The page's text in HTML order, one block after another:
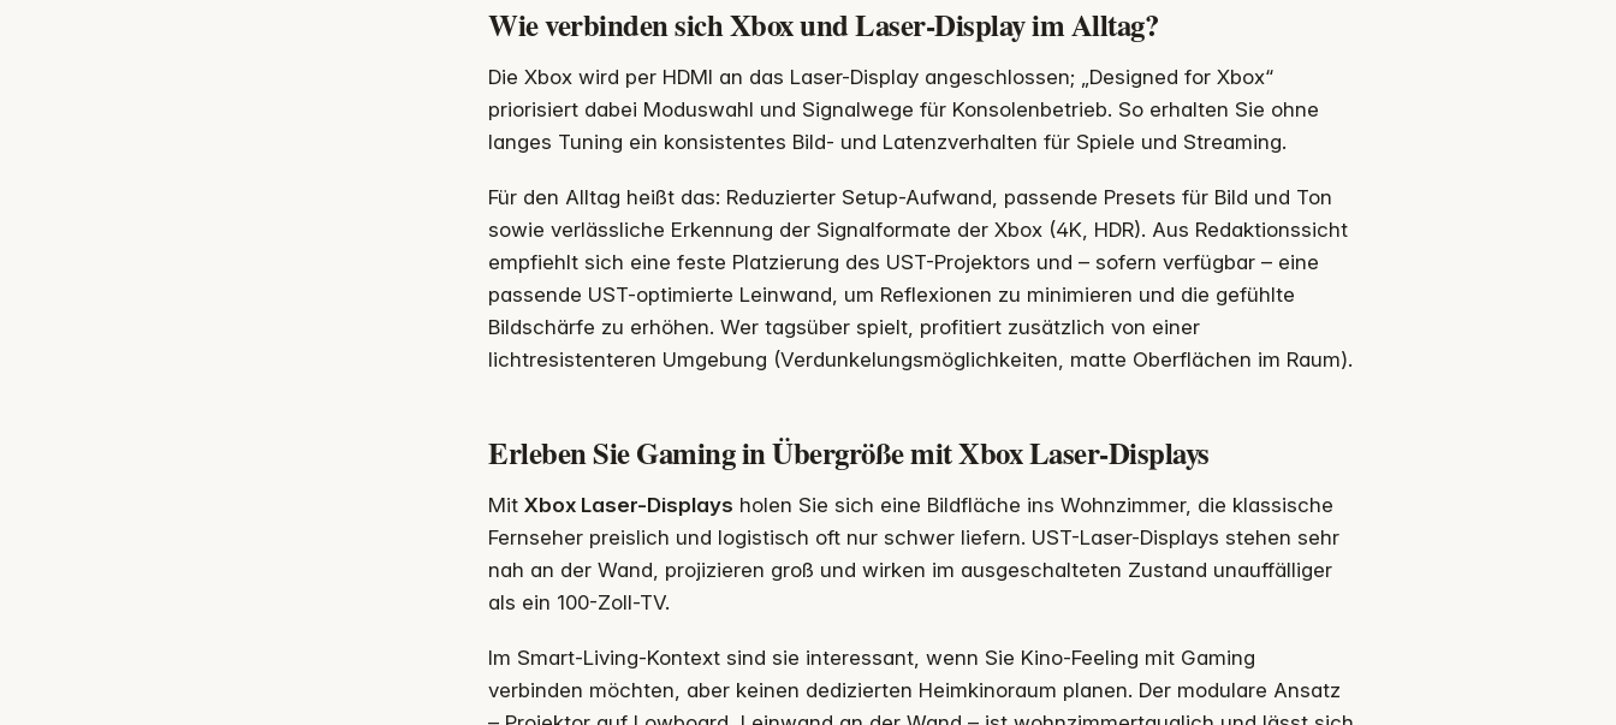
Wie verbinden sich Xbox und Laser-Display im Alltag?
Die Xbox wird per HDMI an das Laser-Display angeschlossen; „Designed for Xbox“
priorisiert dabei Moduswahl und Signalwege für Konsolenbetrieb. So erhalten Sie ohne
langes Tuning ein konsistentes Bild- und Latenzverhalten für Spiele und Streaming.
Für den Alltag heißt das: Reduzierter Setup-Aufwand, passende Presets für Bild und Ton
sowie verlässliche Erkennung der Signalformate der Xbox (4K, HDR). Aus Redaktionssicht
empfiehlt sich eine feste Platzierung des UST-Projektors und – sofern verfügbar – eine
passende UST-optimierte Leinwand, um Reflexionen zu minimieren und die gefühlte
Bildschärfe zu erhöhen. Wer tagsüber spielt, profitiert zusätzlich von einer
lichtresistenteren Umgebung (Verdunkelungsmöglichkeiten, matte Oberflächen im Raum).
Erleben Sie Gaming in Übergröße mit Xbox Laser-Displays
Mit Xbox Laser-Displays holen Sie sich eine Bildfläche ins Wohnzimmer, die klassische
Fernseher preislich und logistisch oft nur schwer liefern. UST-Laser-Displays stehen sehr
nah an der Wand, projizieren groß und wirken im ausgeschalteten Zustand unauffälliger
als ein 100-Zoll-TV.
Im Smart-Living-Kontext sind sie interessant, wenn Sie Kino-Feeling mit Gaming
verbinden möchten, aber keinen dedizierten Heimkinoraum planen. Der modulare Ansatz